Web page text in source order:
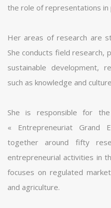
the role of representations in
Her areas of research are
She conducts field research,
sustainable development,
such as knowledge and
She is responsible for
« Entrepreneuriat Grand
together around fifty
entrepreneurial activities in
focuses on regulated
and agriculture.